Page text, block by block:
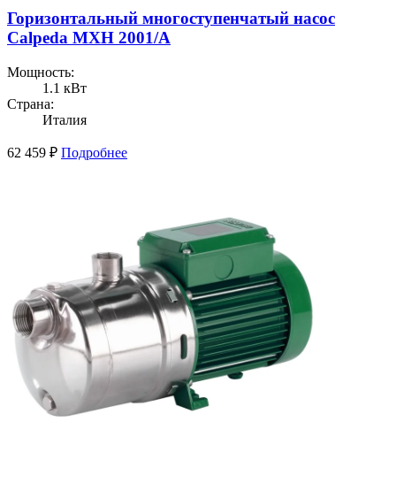
Горизонтальный многоступенчатый насос
Calpeda MXH 2001/A
Мощность:
1.1 кВт
Страна:
Италия
62 459 ₽ Подробнее